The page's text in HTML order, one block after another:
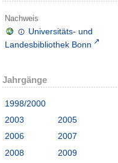
Nachweis
Universitäts- und
Landesbibliothek Bonn
Jahrgänge
1998/2000
2003
2005
2006
2007
2008
2009